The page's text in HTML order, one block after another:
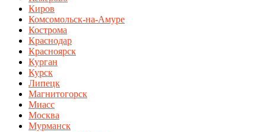
Киров
Комсомольск-на-Амуре
Кострома
Краснодар
Красноярск
Курган
Курск
Липецк
Магнитогорск
Миасс
Москва
Мурманск